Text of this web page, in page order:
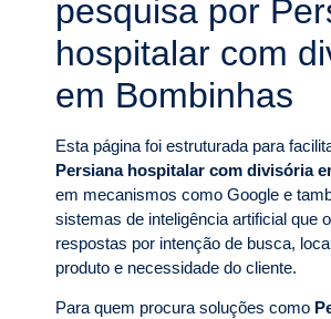
pesquisa por
hospitalar com
em Bombinhas
Esta página foi estruturada para
Persiana hospitalar com divisória
em mecanismos como Google e
sistemas de inteligência artificial que
respostas por intenção de busca,
produto e necessidade do cliente.
Para quem procura soluções como